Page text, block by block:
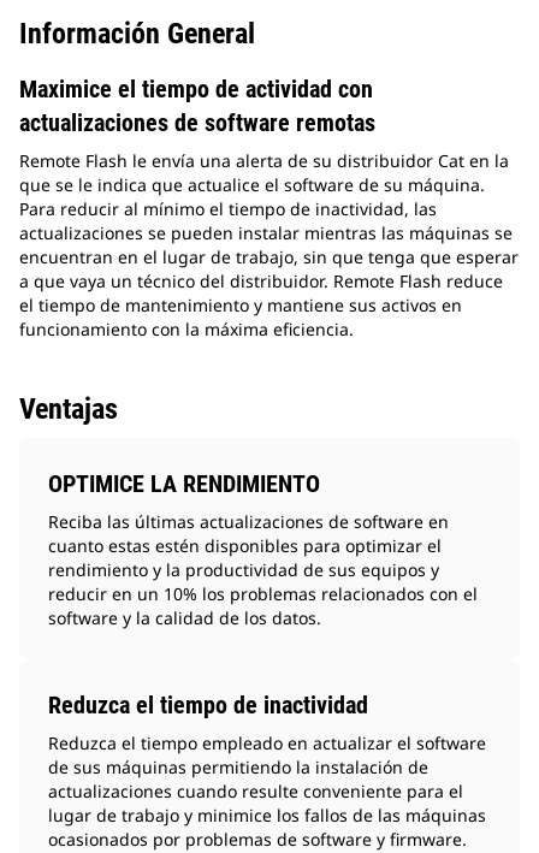
Información General
Maximice el tiempo de actividad con
actualizaciones de software remotas
Remote Flash le envía una alerta de su distribuidor Cat en la
que se le indica que actualice el software de su máquina.
Para reducir al mínimo el tiempo de inactividad, las
actualizaciones se pueden instalar mientras las máquinas se
encuentran en el lugar de trabajo, sin que tenga que esperar
a que vaya un técnico del distribuidor. Remote Flash reduce
el tiempo de mantenimiento y mantiene sus activos en
funcionamiento con la máxima eficiencia.
Ventajas
OPTIMICE LA RENDIMIENTO
Reciba las últimas actualizaciones de software en
cuanto estas estén disponibles para optimizar el
rendimiento y la productividad de sus equipos y
reducir en un 10% los problemas relacionados con el
software y la calidad de los datos.
Reduzca el tiempo de inactividad
Reduzca el tiempo empleado en actualizar el software
de sus máquinas permitiendo la instalación de
actualizaciones cuando resulte conveniente para el
lugar de trabajo y minimice los fallos de las máquinas
ocasionados por problemas de software y firmware.